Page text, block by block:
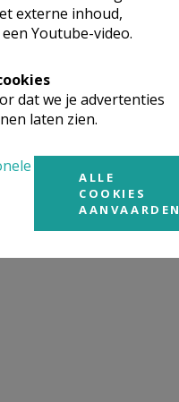
externe inhoud,
Youtube-video.
dat we je advertenties
laten zien.
ALLE
COOKIES
AANVAARDEN